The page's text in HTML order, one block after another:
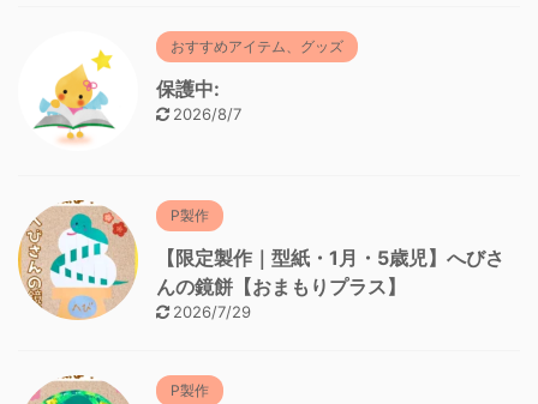
おすすめアイテム、グッズ
保護中:
2026/8/7
P製作
【限定製作｜型紙・1月・5歳児】へびさ
んの鏡餅【おまもりプラス】
2026/7/29
P製作